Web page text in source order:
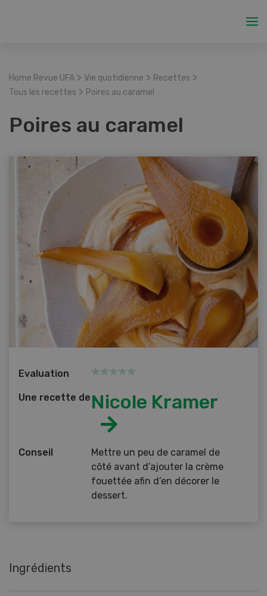
Home Revue UFA > Vie quotidienne > Recettes >
Tous les recettes > Poires au caramel
Poires au caramel
Evaluation
Une recette de Nicole Kramer
Conseil
Mettre un peu de caramel de
côté avant d’ajouter la crème
fouettée afin d’en décorer le
dessert.
Ingrédients